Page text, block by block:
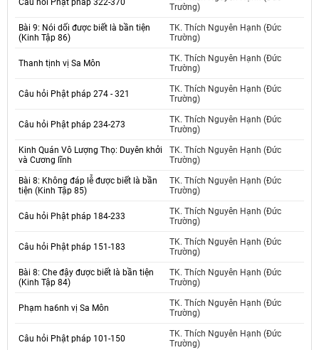
Câu hỏi Phật pháp 322-370
Trường)
Bài 9: Nói dối được biết là bần tiện
(Kinh Tập 86)
TK. Thích Nguyên Hạnh (Đức
Trường)
Thanh tịnh vị Sa Môn
TK. Thích Nguyên Hạnh (Đức
Trường)
Câu hỏi Phật pháp 274 - 321
TK. Thích Nguyên Hạnh (Đức
Trường)
Câu hỏi Phật pháp 234-273
TK. Thích Nguyên Hạnh (Đức
Trường)
Kinh Quán Vô Lượng Thọ: Duyên khởi
và Cương lĩnh
TK. Thích Nguyên Hạnh (Đức
Trường)
Bài 8: Không đáp lễ được biết là bần
tiện (Kinh Tập 85)
TK. Thích Nguyên Hạnh (Đức
Trường)
Câu hỏi Phật pháp 184-233
TK. Thích Nguyên Hạnh (Đức
Trường)
Câu hỏi Phật pháp 151-183
TK. Thích Nguyên Hạnh (Đức
Trường)
Bài 8: Che đậy được biết là bần tiện
(Kinh Tập 84)
TK. Thích Nguyên Hạnh (Đức
Trường)
Phạm ha6nh vị Sa Môn
TK. Thích Nguyên Hạnh (Đức
Trường)
Câu hỏi Phật pháp 101-150
TK. Thích Nguyên Hạnh (Đức
Trường)